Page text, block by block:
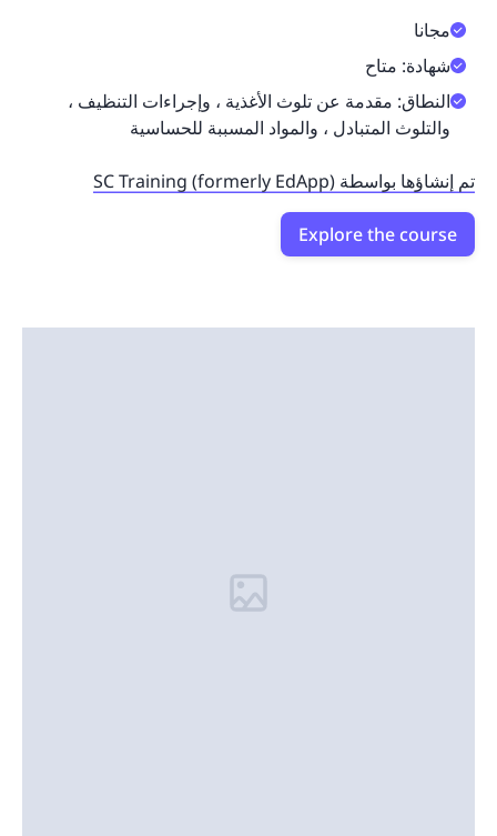
مجانا
شهادة: متاح
النطاق: مقدمة عن تلوث الأغذية ، وإجراءات التنظيف ،
والتلوث المتبادل ، والمواد المسببة للحساسية
تم إنشاؤها بواسطة SC Training (formerly EdApp)
Explore the course